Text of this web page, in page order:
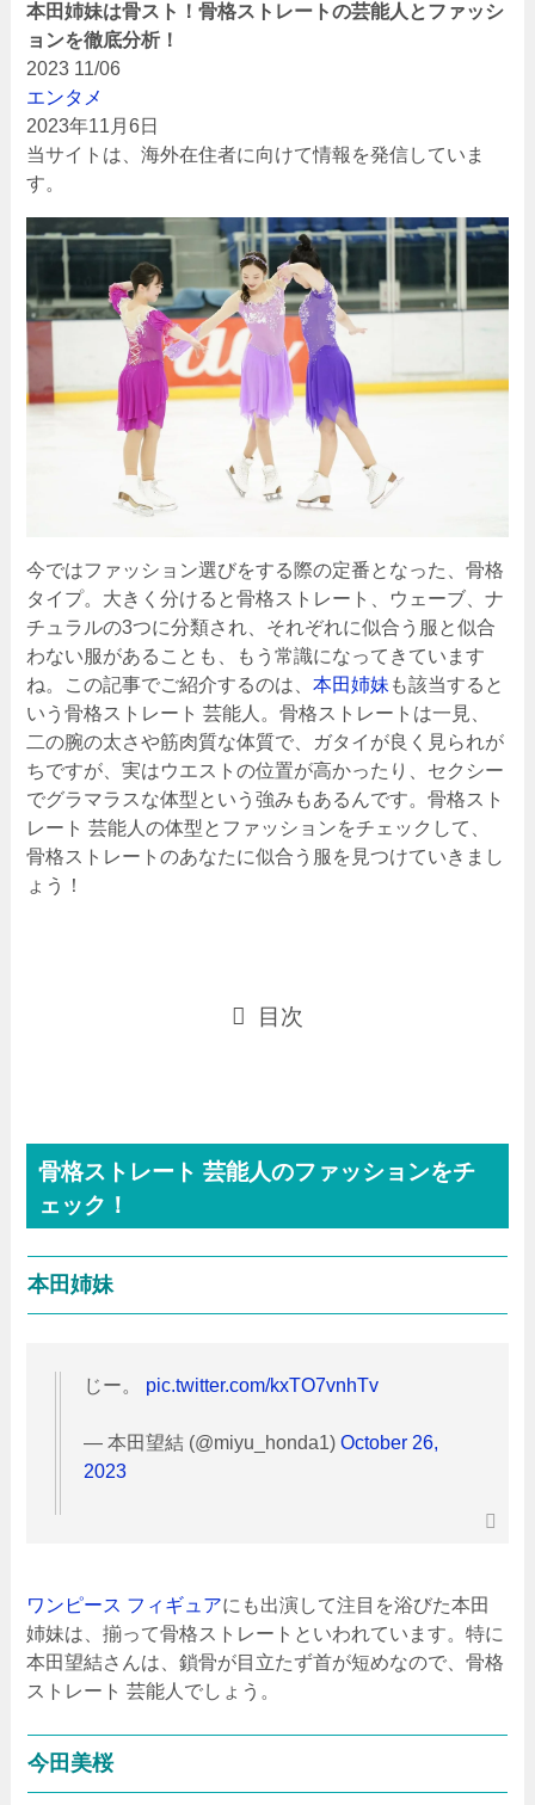
本田姉妹は骨スト！骨格ストレートの芸能人とファッシ
ョンを徹底分析！
2023 11/06
エンタメ
2023年11月6日
当サイトは、海外在住者に向けて情報を発信していま
す。
今ではファッション選びをする際の定番となった、骨格
タイプ。大きく分けると骨格ストレート、ウェーブ、ナ
チュラルの3つに分類され、それぞれに似合う服と似合
わない服があることも、もう常識になってきています
ね。この記事でご紹介するのは、本田姉妹 も該当すると
いう骨格ストレート 芸能人。骨格ストレートは一見、
二の腕の太さや筋肉質な体質で、ガタイが良く見られが
ちですが、実はウエストの位置が高かったり、セクシー
でグラマラスな体型という強みもあるんです。骨格スト
レート 芸能人の体型とファッションをチェックして、
骨格ストレートのあなたに似合う服を見つけていきまし
ょう！
目次
骨格ストレート 芸能人のファッションをチ
ェック！
本田姉妹
じー。 pic.twitter.com/kxTO7vnhTv
— 本田望結 (@miyu_honda1)October 26,
2023
ワンピース フィギュアにも出演して注目を浴びた本田
姉妹は、揃って骨格ストレートといわれています。特に
本田望結さんは、鎖骨が目立たず首が短めなので、骨格
ストレート 芸能人でしょう。
今田美桜